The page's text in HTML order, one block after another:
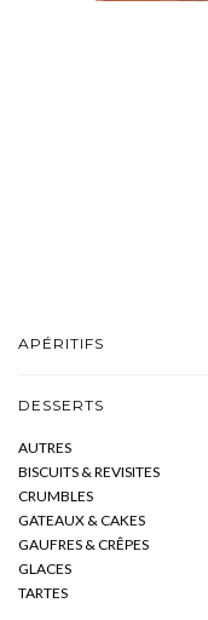
APÉRITIFS
DESSERTS
AUTRES
BISCUITS & REVISITES
CRUMBLES
GATEAUX & CAKES
GAUFRES & CRÊPES
GLACES
TARTES